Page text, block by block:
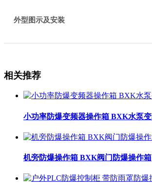
外型图示及安装
相关推荐
小功率防爆变频器操作箱 BXK水泵
机旁防爆操作箱 BXK阀门防爆操作箱